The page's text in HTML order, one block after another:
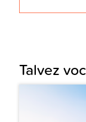
Talvez